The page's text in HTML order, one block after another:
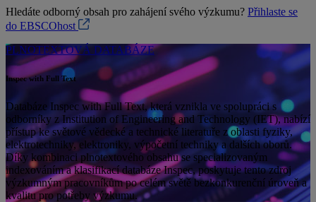
Hledáte odborný obsah pro zahájení svého výzkumu? Přihlaste se
do EBSCOhost
PLNOTEXTOVÁ DATABÁZE
Inspec with Full Text
Databáze Inspec with Full Text, která vznikla ve spolupráci s
odborníky z Institution of Engineering and Technology (IET), nabízí
přístup ke světové vědecké a technické literatuře z oblasti fyziky,
elektrotechniky, elektroniky, výpočetní techniky a dalších oborů.
Díky kombinaci plnotextového obsahu se specializovaným
indexováním a klasifikací databáze Inspec, poskytuje tento zdroj
výzkumným pracovníkům po celém světě bezkonkurenční úroveň a
kvalitu pro potřeby výzkumu.